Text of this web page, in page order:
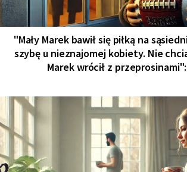
"Mały Marek bawił się piłką na
szybę u nieznajomej kobiety. Nie
Marek wrócił z